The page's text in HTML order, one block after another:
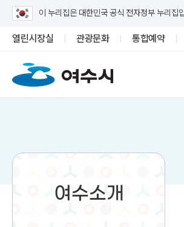
이 누리집은 대한민국 공식 전자정부 누리집
열린시장실 관광문화 통합예약
여수소개